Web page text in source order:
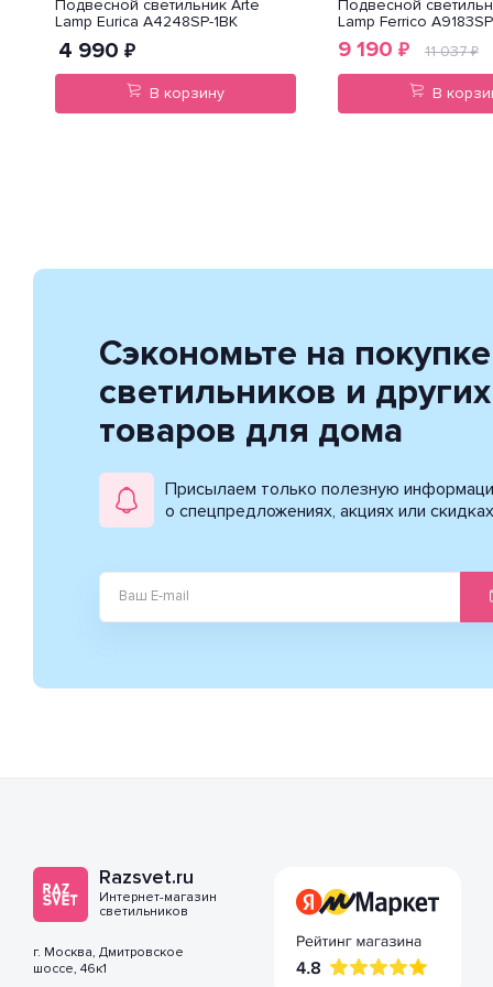
Подвесной светильник Arte
Lamp Eurica A4248SP-1BK
4 990 ₽
В корзину
Подвесной
Lamp Ferrico
9 190 ₽ 11 037₽
В
Сэкономьте на покупке
светильников и других
товаров для дома
Присылаем только полезную
о спецпредложениях, акциях или скидках
Razsvet.ru
Интернет-магазин
светильников
г. Москва, Дмитровское
шоссе, 46к1